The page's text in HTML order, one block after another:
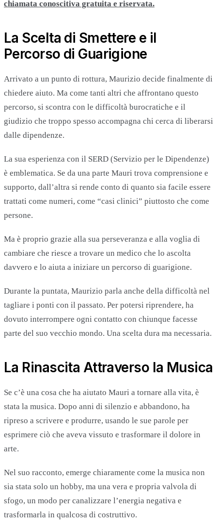
chiamata conoscitiva gratuita e riservata.
La Scelta di Smettere e il
Percorso di Guarigione
Arrivato a un punto di rottura, Maurizio decide finalmente di
chiedere aiuto. Ma come tanti altri che affrontano questo
percorso, si scontra con le difficoltà burocratiche e il
giudizio che troppo spesso accompagna chi cerca di liberarsi
dalle dipendenze.
La sua esperienza con il SERD (Servizio per le Dipendenze)
è emblematica. Se da una parte Mauri trova comprensione e
supporto, dall’altra si rende conto di quanto sia facile essere
trattati come numeri, come “casi clinici” piuttosto che come
persone.
Ma è proprio grazie alla sua perseveranza e alla voglia di
cambiare che riesce a trovare un medico che lo ascolta
davvero e lo aiuta a iniziare un percorso di guarigione.
Durante la puntata, Maurizio parla anche della difficoltà nel
tagliare i ponti con il passato. Per potersi riprendere, ha
dovuto interrompere ogni contatto con chiunque facesse
parte del suo vecchio mondo. Una scelta dura ma necessaria.
La Rinascita Attraverso la Musica
Se c’è una cosa che ha aiutato Mauri a tornare alla vita, è
stata la musica. Dopo anni di silenzio e abbandono, ha
ripreso a scrivere e produrre, usando le sue parole per
esprimere ciò che aveva vissuto e trasformare il dolore in
arte.
Nel suo racconto, emerge chiaramente come la musica non
sia stata solo un hobby, ma una vera e propria valvola di
sfogo, un modo per canalizzare l’energia negativa e
trasformarla in qualcosa di costruttivo.